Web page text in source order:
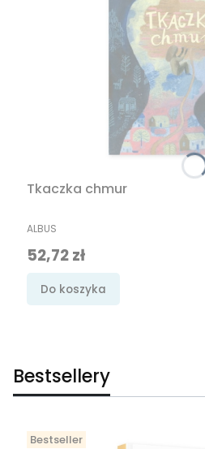
Tkaczka chmur
PRODUCENT
ALBUS
Cena promocyjna
52,72 zł
Do koszyka
Bestsellery
Bestseller